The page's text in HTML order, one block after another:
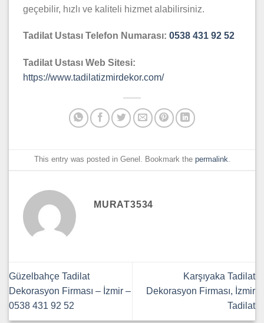
geçebilir, hızlı ve kaliteli hizmet alabilirsiniz.
Tadilat Ustası Telefon Numarası: 0538 431 92 52
Tadilat Ustası Web Sitesi:
https://www.tadilatizmirdekor.com/
This entry was posted in Genel. Bookmark the permalink.
MURAT3534
Güzelbahçe Tadilat
Dekorasyon Firması – İzmir –
0538 431 92 52
Karşıyaka Tadilat
Dekorasyon Firması, İzmir
Tadilat